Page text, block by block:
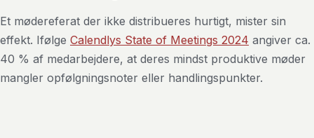
Et mødereferat der ikke distribueres hurtigt, mister sin
effekt. Ifølge Calendlys State of Meetings 2024 angiver ca.
40 % af medarbejdere, at deres mindst produktive møder
mangler opfølgningsnoter eller handlingspunkter.